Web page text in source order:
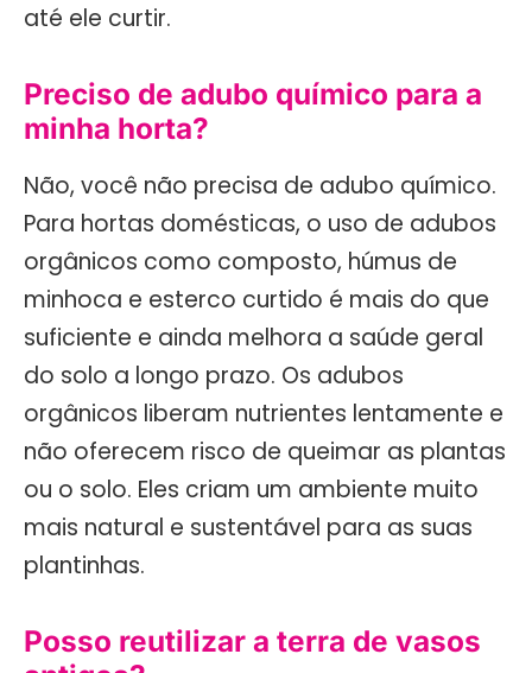
até ele curtir.
Preciso de adubo químico para a
minha horta?
Não, você não precisa de adubo químico.
Para hortas domésticas, o uso de adubos
orgânicos como composto, húmus de
minhoca e esterco curtido é mais do que
suficiente e ainda melhora a saúde geral
do solo a longo prazo. Os adubos
orgânicos liberam nutrientes lentamente e
não oferecem risco de queimar as plantas
ou o solo. Eles criam um ambiente muito
mais natural e sustentável para as suas
plantinhas.
Posso reutilizar a terra de vasos